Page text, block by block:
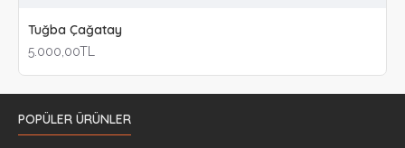
Tuğba Çağatay
5.000,00TL
POPÜLER ÜRÜNLER